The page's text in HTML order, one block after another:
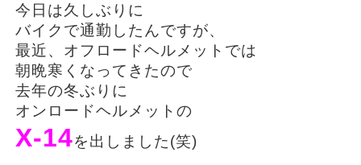
今日は久しぶりに
バイクで通勤したんですが、
最近、オフロードヘルメットでは
朝晩寒くなってきたので
去年の冬ぶりに
オンロードヘルメットの
X-14を出しました(笑)